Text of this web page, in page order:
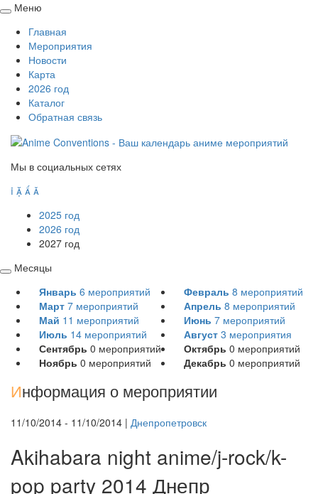
Свернуть
развернуть
Меню
Главная
Мероприятия
Новости
Карта
2026 год
Каталог
Обратная связь
Мы в социальных сетях
   
2025 год
2026 год
2027 год
Свернуть
развернуть
Месяцы
Январь 6 мероприятий Февраль 8 мероприятий
Март 7 мероприятий Апрель 8 мероприятий
Май 11 мероприятий Июнь 7 мероприятий
Июль 14 мероприятий Август 3 мероприятия
Сентябрь 0 мероприятий Октябрь 0 мероприятий
Ноябрь 0 мероприятий Декабрь 0 мероприятий
Информация о мероприятии
11/10/2014 - 11/10/2014 | Днепропетровск
Akihabara night anime/j-rock/k-
pop party 2014 Днепр